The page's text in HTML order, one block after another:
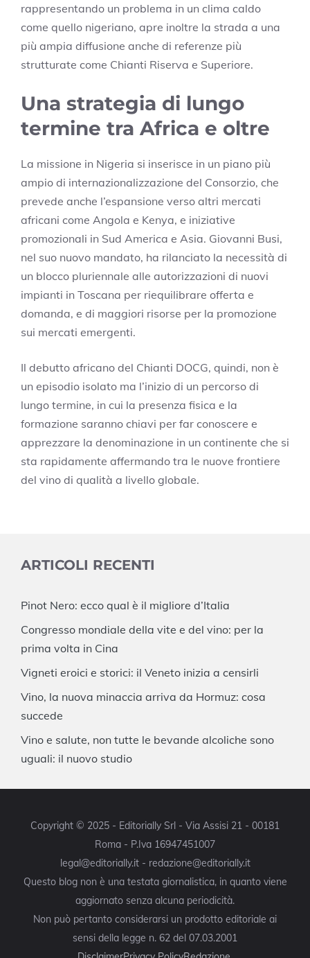
rappresentando un problema in un clima caldo
come quello nigeriano, apre inoltre la strada a una
più ampia diffusione anche di referenze più
strutturate come Chianti Riserva e Superiore.
Una strategia di lungo
termine tra Africa e oltre
La missione in Nigeria si inserisce in un piano più
ampio di internazionalizzazione del Consorzio, che
prevede anche l’espansione verso altri mercati
africani come Angola e Kenya, e iniziative
promozionali in Sud America e Asia. Giovanni Busi,
nel suo nuovo mandato, ha rilanciato la necessità di
un blocco pluriennale alle autorizzazioni di nuovi
impianti in Toscana per riequilibrare offerta e
domanda, e di maggiori risorse per la promozione
sui mercati emergenti.
Il debutto africano del Chianti DOCG, quindi, non è
un episodio isolato ma l’inizio di un percorso di
lungo termine, in cui la presenza fisica e la
formazione saranno chiavi per far conoscere e
apprezzare la denominazione in un continente che si
sta rapidamente affermando tra le nuove frontiere
del vino di qualità a livello globale.
ARTICOLI RECENTI
Pinot Nero: ecco qual è il migliore d’Italia
Congresso mondiale della vite e del vino: per la
prima volta in Cina
Vigneti eroici e storici: il Veneto inizia a censirli
Vino, la nuova minaccia arriva da Hormuz: cosa
succede
Vino e salute, non tutte le bevande alcoliche sono
uguali: il nuovo studio
Copyright © 2025 - Editorially Srl - Via Assisi 21 - 00181
Roma - P.Iva 16947451007
legal@editorially.it - redazione@editorially.it
Questo blog non è una testata giornalistica, in quanto viene
aggiornato senza alcuna periodicità.
Non può pertanto considerarsi un prodotto editoriale ai
sensi della legge n. 62 del 07.03.2001